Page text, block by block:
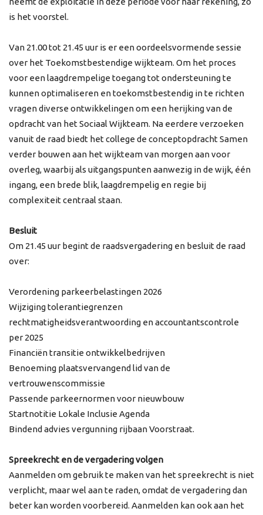
is het voorstel.
Van 21.00 tot 21.45 uur is er een oordeelsvormende sessie
over het Toekomstbestendige wijkteam. Om het proces
voor een laagdrempelige toegang tot ondersteuning te
kunnen optimaliseren en toekomstbestendig in te richten
vragen diverse ontwikkelingen om een herijking van de
opdracht van het Sociaal Wijkteam. Na eerdere verzoeken
vanuit de raad biedt het college de conceptopdracht Samen
verder bouwen aan het wijkteam van morgen aan voor
overleg, waarbij als uitgangspunten aanwezig in de wijk, één
ingang, een brede blik, laagdrempelig en regie bij
complexiteit centraal staan.
Besluit
Om 21.45 uur begint de raadsvergadering en besluit de raad
over:
Verordening parkeerbelastingen 2026
Wijziging tolerantiegrenzen
rechtmatigheidsverantwoording en accountantscontrole
per 2025
Financiën transitie ontwikkelbedrijven
Benoeming plaatsvervangend lid van de
vertrouwenscommissie
Passende parkeernormen voor nieuwbouw
Startnotitie Lokale Inclusie Agenda
Bindend advies vergunning rijbaan Voorstraat.
Spreekrecht en de vergadering volgen
Aanmelden om gebruik te maken van het spreekrecht is niet
verplicht, maar wel aan te raden, omdat de vergadering dan
beter kan worden voorbereid. Aanmelden kan ook aan het